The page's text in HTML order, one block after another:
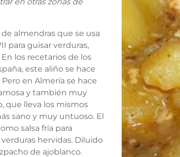
almendras que se usa
para guisar verduras,
los recetarios de los
este aliño se hace
en Almería se hace
y también muy
que lleva los mismos
sano y muy untuoso. El
salsa fría para
hervidas. Diluido
de ajoblanco.